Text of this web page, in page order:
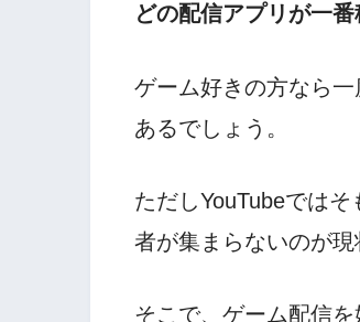
どの配信アプリが一番
ゲーム好きの方なら
あるでしょう。
ただしYouTubeでは
者が集まらないのが現
そこで、ゲーム配信を